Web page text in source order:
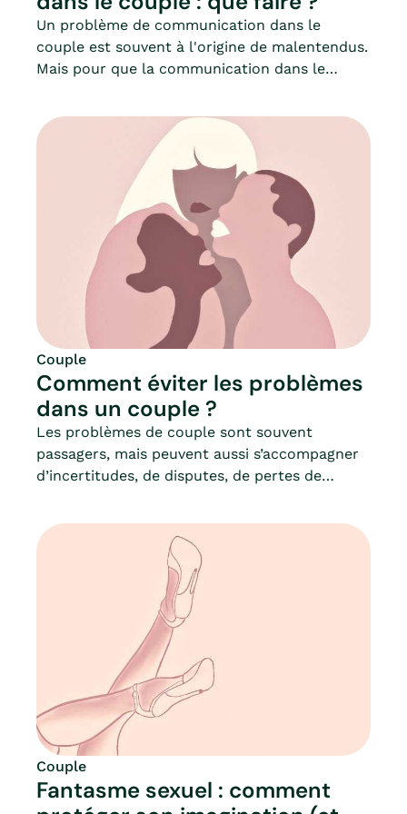
Un problème de communication dans le
couple est souvent à l'origine de malentendus.
Mais pour que la communication dans le
comprendre… Car l’échange peut vite se
transformer en dispute, sans avoir pour autant
compris les attentes de son ou sa partenaire.
Et par conséquent, sans pouvoir y
répondre.Problème de communication dans le
couple, disputes, déceptions ou frustrations,
Mia vous donne des pistes afin de mieux
communiquer, mais surtout, mieux
comprendre l’autre à travers la nécessité de
s’exprimer librement.
Couple
Comment éviter les problèmes
dans un couple ?
Les problèmes de couple sont souvent
passagers, mais peuvent aussi s’accompagner
d’incertitudes, de disputes, de pertes de
gâcher la vie au quotidien lorsqu’ils se
répètent et se ressemblent.Comment gérer
ces crises ? Qu’est-ce qu’elles signifient ?
Comment éviter ces disputes, qui malgré
l’amour, semblent inévitables ?Résoudre ses
problèmes dans le couple, gérer un conflit, à
qui en parler : Mia fait le point.
Couple
Fantasme sexuel : comment